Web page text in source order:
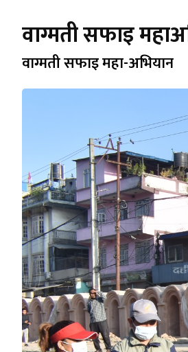
वाग्मती सफाइ
वाग्मती सफाइ महा-अभियान